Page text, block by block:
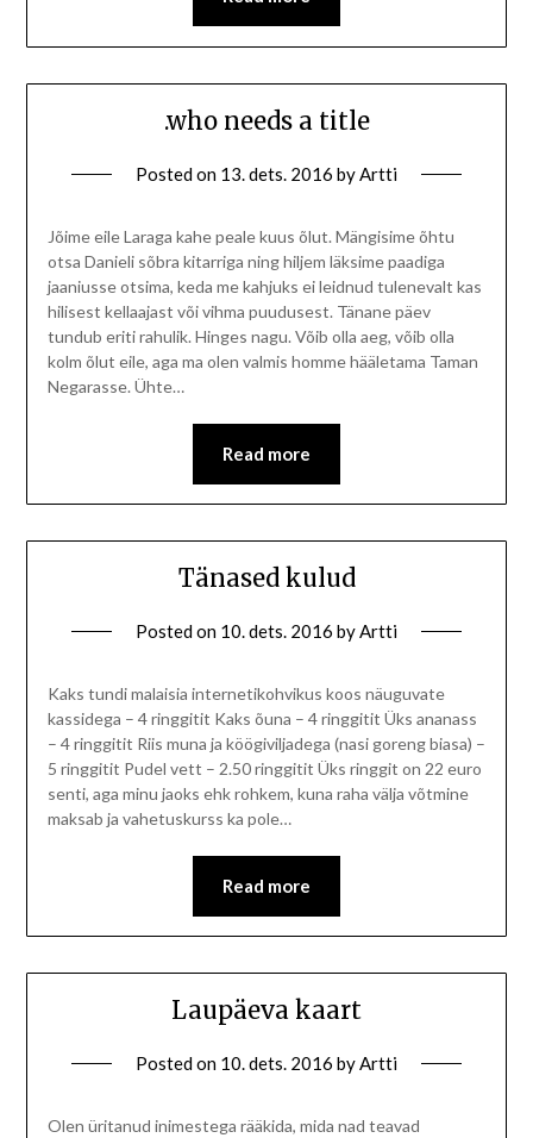
.who needs a title
Posted on 13. dets. 2016 byArtti
Jõime eile Laraga kahe peale kuus õlut. Mängisime õhtu
otsa Danieli sõbra kitarriga ning hiljem läksime paadiga
jaaniusse otsima, keda me kahjuks ei leidnud tulenevalt kas
hilisest kellaajast või vihma puudusest. Tänane päev
tundub eriti rahulik. Hinges nagu. Võib olla aeg, võib olla
kolm õlut eile, aga ma olen valmis homme hääletama Taman
Negarasse. Ühte…
Read more
Tänased kulud
Posted on 10. dets. 2016 byArtti
Kaks tundi malaisia internetikohvikus koos näuguvate
kassidega – 4 ringgitit Kaks õuna – 4 ringgitit Üks ananass
– 4 ringgitit Riis muna ja köögiviljadega (nasi goreng biasa) –
5 ringgitit Pudel vett – 2.50 ringgitit Üks ringgit on 22 euro
senti, aga minu jaoks ehk rohkem, kuna raha välja võtmine
maksab ja vahetuskurss ka pole…
Read more
Laupäeva kaart
Posted on 10. dets. 2016 byArtti
Olen üritanud inimestega rääkida, mida nad teavad